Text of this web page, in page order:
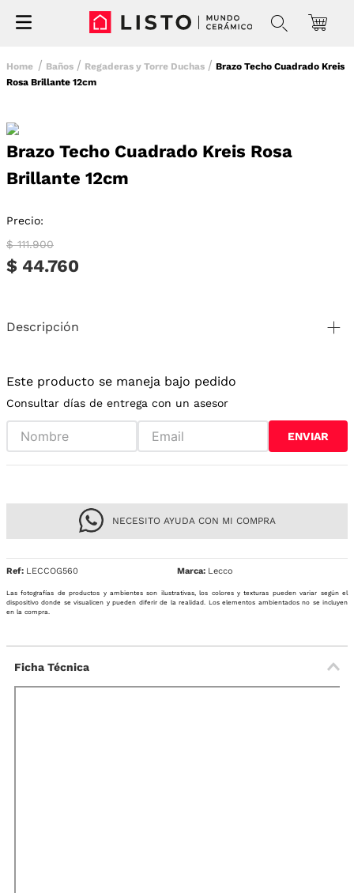
Baños Regaderas y Torre Duchas
Brazo Techo Cuadrado Kreis
Rosa Brillante 12cm
Brazo Techo Cuadrado Kreis Rosa
Brillante 12cm
Precio:
$ 111.900
$ 44.760
Descripción
Este producto se maneja bajo pedido
Consultar días de entrega con un asesor
ENVIAR
NECESITO AYUDA CON MI COMPRA
Ref: LECCOG560 Lecco
Las fotografías de productos y ambientes son ilustrativas, los colores y texturas pueden variar según el
dispositivo donde se visualicen y pueden diferir de la realidad. Los elementos ambientados no se incluyen
en la compra.
Ficha Técnica